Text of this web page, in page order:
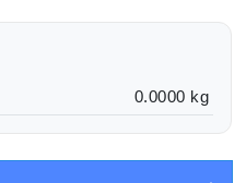
0.0000 kg